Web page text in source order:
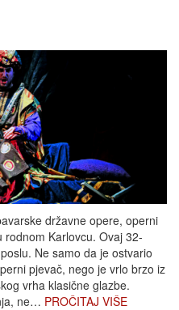
državne opere, operni
Karlovcu. Ovaj 32-
Ne samo da je ostvario
pjevač, nego je vrlo brzo iz
vrha klasične glazbe.
ne… PROČITAJ VIŠE